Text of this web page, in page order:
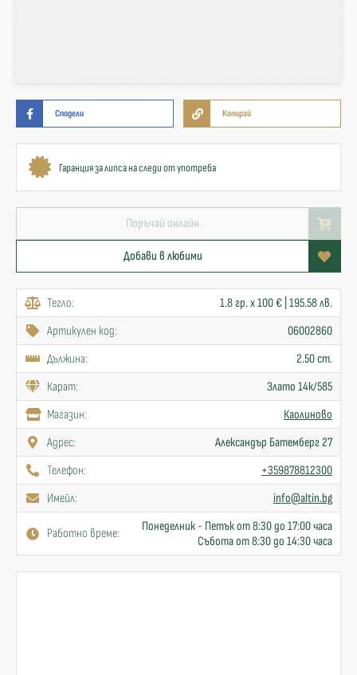
Сподели Копирай
Гаранция за липса на следи от употреба
Поръчай онлайн
Добави в любими
Тегло:
1.8 гр. x 100 € | 195.58 лв.
Артикулен код:
06002860
Дължина:
2.50 cm.
Карат:
Злато 14к/585
Mагазин:
Каолиново
Адрес:
Александър Батемберг 27
Телефон:
+359878812300
Имейл:
info@altin.bg
Работно време:
Понеделник - Петък от 8:30 до 17:00 часа
Събота от 8:30 до 14:30 часа